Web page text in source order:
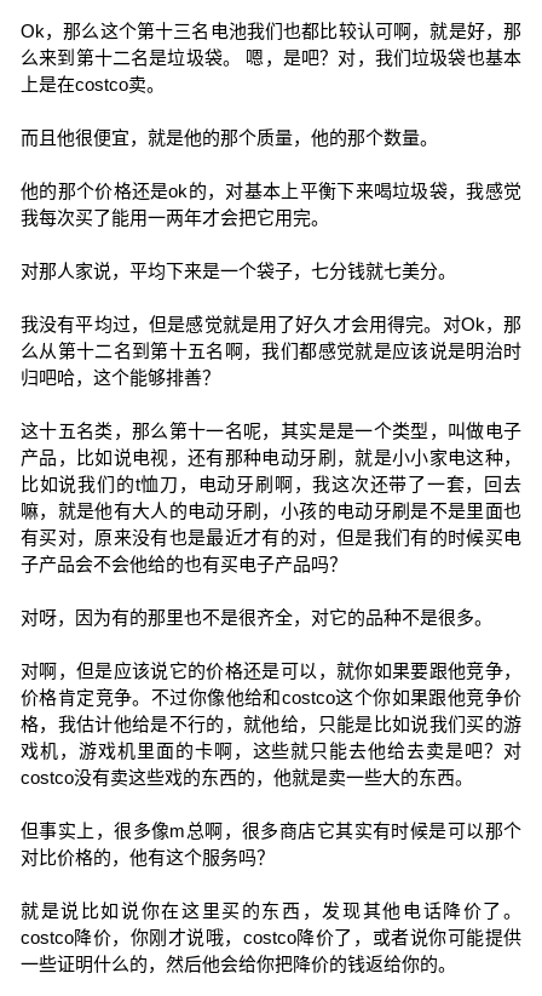
Ok，那么这个第十三名电池我们也都比较认可啊，就是好，那
么来到第十二名是垃圾袋。 嗯，是吧？对，我们垃圾袋也基本
上是在costco卖。
而且他很便宜，就是他的那个质量，他的那个数量。
他的那个价格还是ok的，对基本上平衡下来喝垃圾袋，我感觉
我每次买了能用一两年才会把它用完。
对那人家说，平均下来是一个袋子，七分钱就七美分。
我没有平均过，但是感觉就是用了好久才会用得完。对Ok，那
么从第十二名到第十五名啊，我们都感觉就是应该说是明治时
归吧哈，这个能够排善？
这十五名类，那么第十一名呢，其实是是一个类型，叫做电子
产品，比如说电视，还有那种电动牙刷，就是小小家电这种，
比如说我们的t恤刀，电动牙刷啊，我这次还带了一套，回去
嘛，就是他有大人的电动牙刷，小孩的电动牙刷是不是里面也
有买对，原来没有也是最近才有的对，但是我们有的时候买电
子产品会不会他给的也有买电子产品吗？
对呀，因为有的那里也不是很齐全，对它的品种不是很多。
对啊，但是应该说它的价格还是可以，就你如果要跟他竞争，
价格肯定竞争。不过你像他给和costco这个你如果跟他竞争价
格，我估计他给是不行的，就他给，只能是比如说我们买的游
戏机，游戏机里面的卡啊，这些就只能去他给去卖是吧？对
costco没有卖这些戏的东西的，他就是卖一些大的东西。
但事实上，很多像m总啊，很多商店它其实有时候是可以那个
对比价格的，他有这个服务吗？
就是说比如说你在这里买的东西，发现其他电话降价了。
costco降价，你刚才说哦，costco降价了，或者说你可能提供
一些证明什么的，然后他会给你把降价的钱返给你的。